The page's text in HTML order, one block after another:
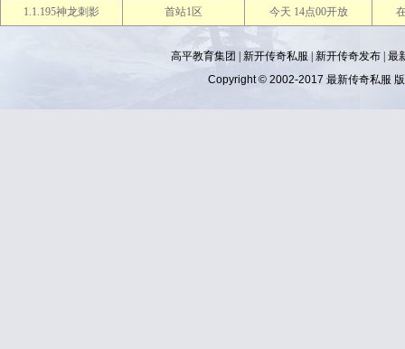
1.1.195神龙刺影 首站1区 今天 14点00开放
高平教育集团 | 新开传奇私服 新开传奇发布 最
Copyright © 2002-2017 最新传奇私服